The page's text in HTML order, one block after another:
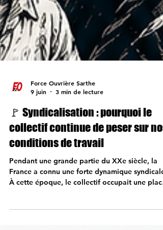
Force Ouvrière Sarthe
9 juin
3 min de lecture
🚩 Syndicalisation : pourquoi le
conditions de travail
Pendant une grande partie du XXe siècle, la
À cette époque, le collectif occupait une place